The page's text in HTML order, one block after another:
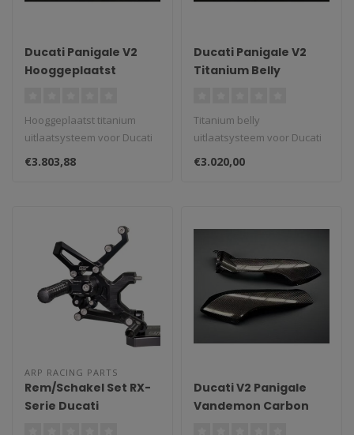
Ducati Panigale V2
Hooggeplaatst
2024
Hooggeplaatst titanium
uitlaatsysteem voor Ducati
Panigale V2 (2020–2024)...
€3.803,88
Ducati Panigale V2
Titanium Belly
Titanium belly
uitlaatsysteem voor Ducati
Panigale V2 (2019–2024)...
€3.020,00
ARP RACING PARTS
Rem/Schakel Set RX-
Serie Ducati
Ducati V2 Panigale
Vandemon Carbon